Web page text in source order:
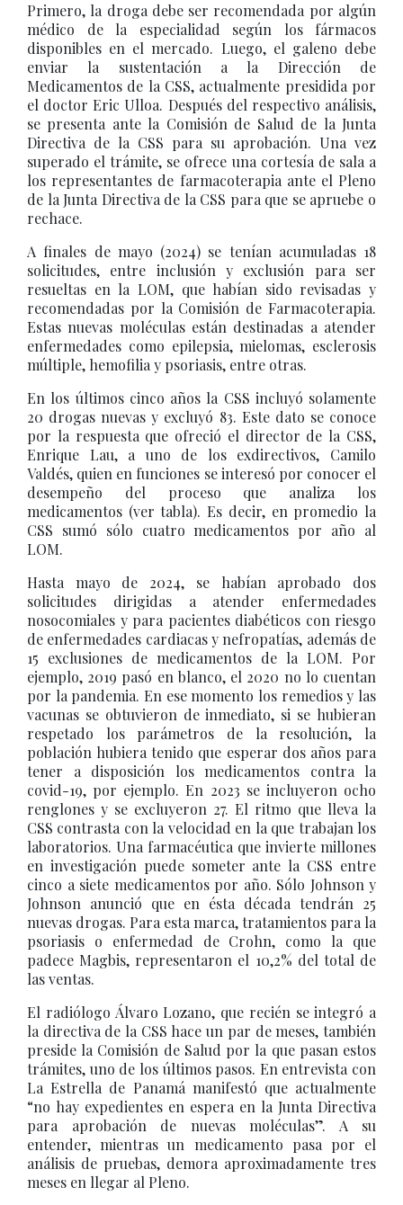
Primero, la droga debe ser recomendada por algún
médico de la especialidad según los fármacos
disponibles en el mercado. Luego, el galeno debe
enviar la sustentación a la Dirección de
Medicamentos de la CSS, actualmente presidida por
el doctor Eric Ulloa. Después del respectivo análisis,
se presenta ante la Comisión de Salud de la Junta
Directiva de la CSS para su aprobación. Una vez
superado el trámite, se ofrece una cortesía de sala a
los representantes de farmacoterapia ante el Pleno
de la Junta Directiva de la CSS para que se apruebe o
rechace.
A finales de mayo (2024) se tenían acumuladas 18
solicitudes, entre inclusión y exclusión para ser
resueltas en la LOM, que habían sido revisadas y
recomendadas por la Comisión de Farmacoterapia.
Estas nuevas moléculas están destinadas a atender
enfermedades como epilepsia, mielomas, esclerosis
múltiple, hemofilia y psoriasis, entre otras.
En los últimos cinco años la CSS incluyó solamente
20 drogas nuevas y excluyó 83. Este dato se conoce
por la respuesta que ofreció el director de la CSS,
Enrique Lau, a uno de los exdirectivos, Camilo
Valdés, quien en funciones se interesó por conocer el
desempeño del proceso que analiza los
medicamentos (ver tabla). Es decir, en promedio la
CSS sumó sólo cuatro medicamentos por año al
LOM.
Hasta mayo de 2024, se habían aprobado dos
solicitudes dirigidas a atender enfermedades
nosocomiales y para pacientes diabéticos con riesgo
de enfermedades cardiacas y nefropatías, además de
15 exclusiones de medicamentos de la LOM. Por
ejemplo, 2019 pasó en blanco, el 2020 no lo cuentan
por la pandemia. En ese momento los remedios y las
vacunas se obtuvieron de inmediato, si se hubieran
respetado los parámetros de la resolución, la
población hubiera tenido que esperar dos años para
tener a disposición los medicamentos contra la
covid-19, por ejemplo. En 2023 se incluyeron ocho
renglones y se excluyeron 27. El ritmo que lleva la
CSS contrasta con la velocidad en la que trabajan los
laboratorios. Una farmacéutica que invierte millones
en investigación puede someter ante la CSS entre
cinco a siete medicamentos por año. Sólo Johnson y
Johnson anunció que en ésta década tendrán 25
nuevas drogas. Para esta marca, tratamientos para la
psoriasis o enfermedad de Crohn, como la que
padece Magbis, representaron el 10,2% del total de
las ventas.
El radiólogo Álvaro Lozano, que recién se integró a
la directiva de la CSS hace un par de meses, también
preside la Comisión de Salud por la que pasan estos
trámites, uno de los últimos pasos. En entrevista con
La Estrella de Panamá manifestó que actualmente
“no hay expedientes en espera en la Junta Directiva
para aprobación de nuevas moléculas”. A su
entender, mientras un medicamento pasa por el
análisis de pruebas, demora aproximadamente tres
meses en llegar al Pleno.